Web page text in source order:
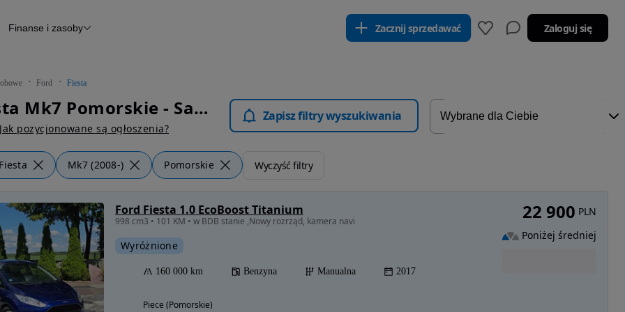
Raport z inspekcji
Otomoto News
Finanse i zasoby Zacznij sprzedawać Zaloguj się
Ford Fiesta
Ford Fiesta Mk7 Pomorskie - Samochody Osobowe
Jak pozycjonowane są ogłoszenia?
Zapisz filtry wyszukiwania
Fiesta Mk7 (2008-) Pomorskie Wyczyść filtry
Ford Fiesta 1.0 EcoBoost Titanium
998 cm3 • 101 KM • w BDB stanie ,Nowy rozrząd, kamera navi
Wyróżnione
160 000 km Benzyna Manualna 2017
Piece (Pomorskie)
22 900 PLN
Poniżej średniej